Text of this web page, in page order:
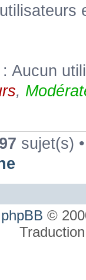
Aucun
,
sujet(s)
phpBB ©